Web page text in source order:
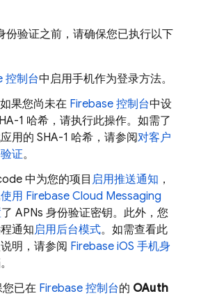
份验证之前，请确保您已执行以下
控制台中启用手机作为登录方法。
果您尚未在 Firebase 控制台中设
1 哈希，请执行此操作。如需了
用的 SHA-1 哈希，请参阅对客户
证。
中为您的项目 启用推送通知 ，
使用 Firebase Cloud Messaging
了 APNs 身份验证密钥。此外，您
通知启用后台模式。如需查看此
明，请参阅 Firebase iOS 手机身
已在 Firebase 控制台的 OAuth